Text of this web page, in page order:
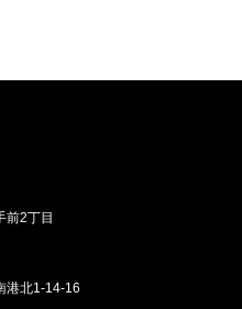
前2丁目
港北1-14-16